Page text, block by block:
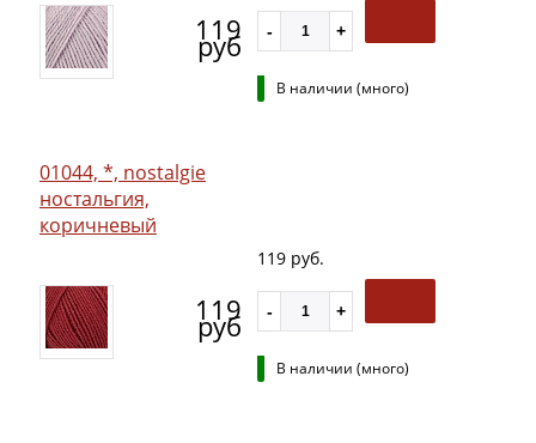
119
руб
В наличии (много)
01044, *, nostalgie
ностальгия,
коричневый
119
руб
119 руб.
В наличии (много)